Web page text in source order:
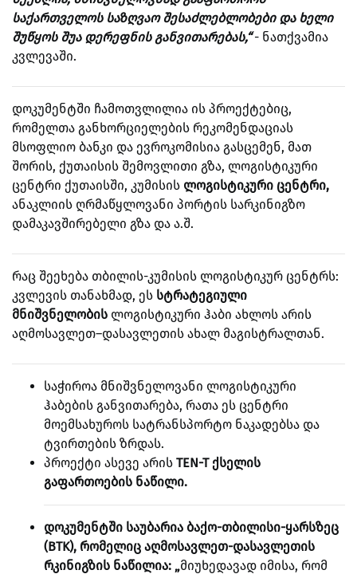
საქართველოს საზღვაო შესაძლებლობები და ხელი
შუწყოს შუა დერეფნის განვითარებას,“- ნათქვამია
კვლევაში.
დოკუმენტში ჩამოთვლილია ის პროექტებიც,
რომელთა განხორციელების რეკომენდაციას
მსოფლიო ბანკი და ევროკომისია გასცემენ, მათ
შორის, ქუთაისის შემოვლითი გზა, ლოგისტიკური
ცენტრი ქუთაისში, კუმისის ლოგისტიკური ცენტრი,
ანაკლიის ღრმაწყლოვანი პორტის სარკინიგზო
დამაკავშირებელი გზა და ა.შ.
რაც შეეხება თბილის-კუმისის ლოგისტიკურ ცენტრს:
კვლევის თანახმად, ეს სტრატეგიული
მნიშვნელობის ლოგისტიკური ჰაბი ახლოს არის
აღმოსავლეთ–დასავლეთის ახალ მაგისტრალთან.
საჭიროა მნიშვნელოვანი ლოგისტიკური
ჰაბების განვითარება, რათა ეს ცენტრი
მოემსახუროს სატრანსპორტო ნაკადებსა და
ტვირთების ზრდას.
პროექტი ასევე არის TEN-T ქსელის
გაფართოების ნაწილი.
დოკუმენტში საუბარია ბაქო-თბილისი-ყარსზეც
(BTK), რომელიც აღმოსავლეთ-დასავლეთის
რკინიგზის ნაწილია: „მიუხედავად იმისა, რომ